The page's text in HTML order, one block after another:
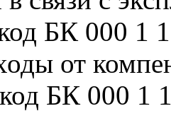
БК 000 1
от
БК 000 1